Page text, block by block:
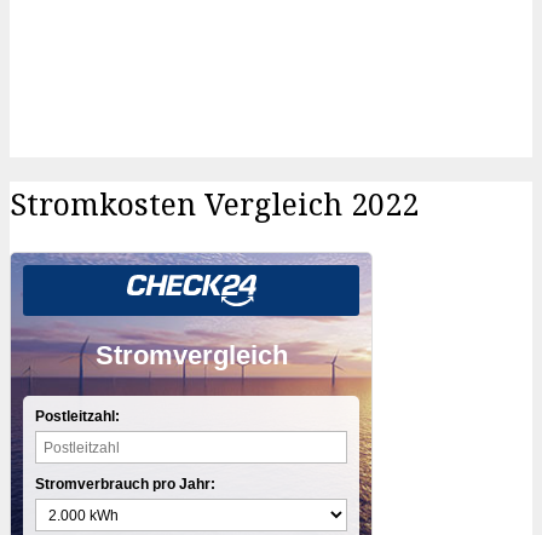
Stromkosten Vergleich 2022
Stromvergleich
Postleitzahl:
Stromverbrauch pro Jahr: